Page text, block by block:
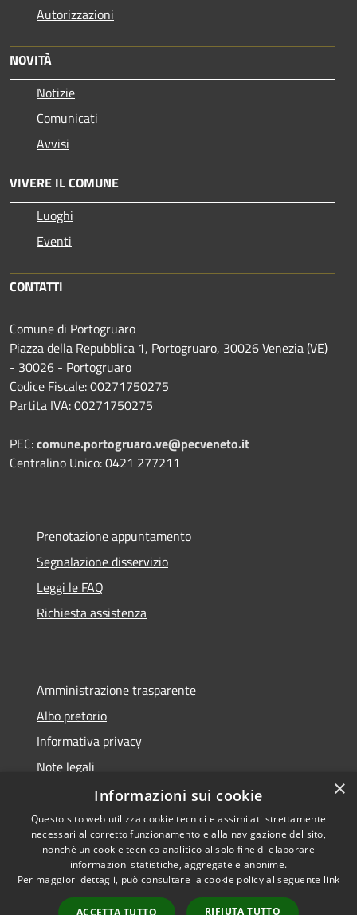
Autorizzazioni
NOVITÀ
Notizie
Comunicati
Avvisi
VIVERE IL COMUNE
Luoghi
Eventi
CONTATTI
Comune di Portogruaro
Piazza della Repubblica 1, Portogruaro, 30026 Venezia (VE)
- 30026 - Portogruaro
Codice Fiscale: 00271750275
Partita IVA: 00271750275
PEC:comune.portogruaro.ve@pecveneto.it
Centralino Unico: 0421 277211
Prenotazione appuntamento
Segnalazione disservizio
Leggi le FAQ
Richiesta assistenza
Amministrazione trasparente
Albo pretorio
Informativa privacy
Note legali
Dichiarazione di accessibilità
RSS
Accessibilità
Copyright © 2026 • Comune di
•
×
Informazioni sui cookie
Questo sito web utilizza cookie tecnici e assimilati strettamente
necessari al corretto funzionamento e alla navigazione del sito,
nonché un cookie tecnico analitico al solo fine di elaborare
informazioni statistiche, aggregate e anonime.
Per maggiori dettagli, può consultare la cookie policy al seguente link
ACCETTA TUTTO RIFIUTA TUTTO